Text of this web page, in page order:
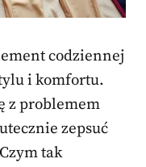
codziennej
i komfortu.
z problemem
zepsuć
tak